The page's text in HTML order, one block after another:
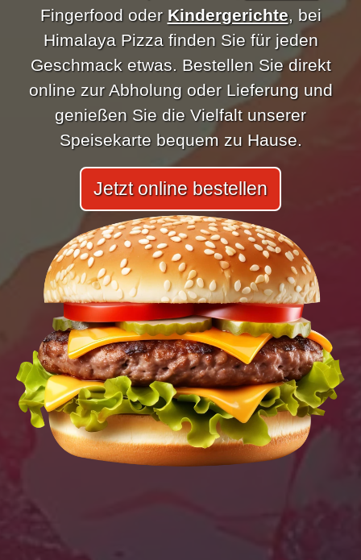
Fingerfood oder Kindergerichte, bei
Himalaya Pizza finden Sie für jeden
Geschmack etwas. Bestellen Sie direkt
online zur Abholung oder Lieferung und
genießen Sie die Vielfalt unserer
Speisekarte bequem zu Hause.
Jetzt online bestellen